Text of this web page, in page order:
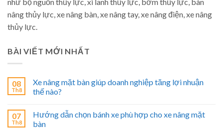
nâng thủy lực, xe nâng bàn, xe nâng tay, xe nâng điện, xe nâng
thủy lực.
BÀI VIẾT MỚI NHẤT
08
Th8
Xe nâng mặt bàn giúp doanh nghiệp tăng lợi nhuận
thế nào?
07
Th8
Hướng dẫn chọn bánh xe phù hợp cho xe nâng mặt
bàn